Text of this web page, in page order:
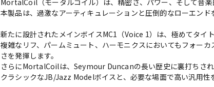
MortalCoil（モータルコイル）は、精密さ、パワー、そして音
本製品は、過激なアーティキュレーションと圧倒的なローエン
新たに設計されたメインボイスMC1（Voice 1）は、極めてタイ
複雑なリフ、パームミュート、ハーモニクスにおいてもフォー
さを発揮します。
さらにMortalCoilは、Seymour Duncanの長い歴史に裏打ちされ
クラシックなJB/Jazz Modelボイスと、必要な場面で高い汎用性